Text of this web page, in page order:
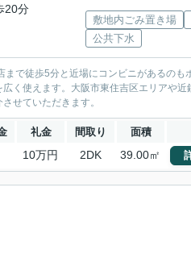
20分
敷地内ごみ置き場
公共下水
で徒歩5分と近場にコンビニがあるのも
く使えます。大阪市東住吉区エリアや
せていただきます。
礼金 間取り 面積
10万円 2DK 39.00㎡